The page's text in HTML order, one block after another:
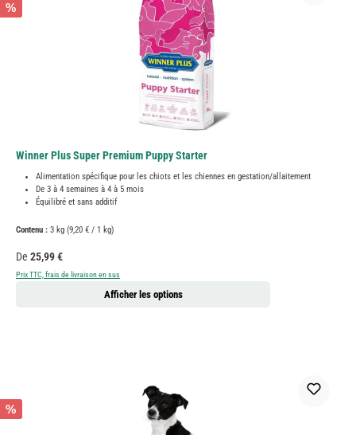
%
Winner Plus Super Premium Puppy Starter
Alimentation spécifique pour les chiots et les chiennes en gestation/allaitement
De 3 à 4 semaines à 4 à 5 mois
Équilibré et sans additif
Contenu : 3 kg (9,20 € / 1 kg)
Prix régulier :
De 25,99 €
Prix TTC, frais de livraison en sus
Afficher les options
%